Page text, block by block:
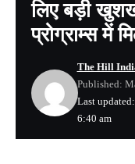
लिए बड़ी
प्रोग्राम्स में
Last
6:40 am
The Hill
Published: